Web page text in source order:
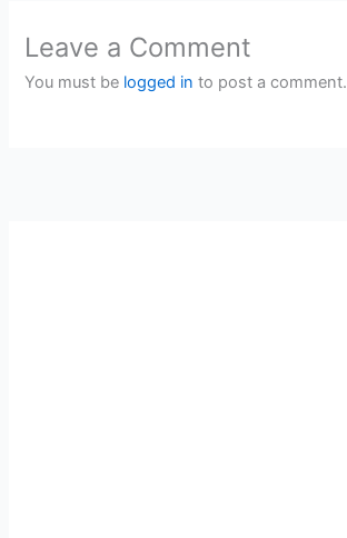
Leave a Comment
You must be logged in to post a comment.